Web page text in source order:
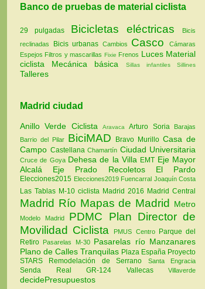
Banco de pruebas de material ciclista
29 pulgadas Bicicletas eléctricas
Bicis
reclinadas
Bicis urbanas Cambios Casco
Cámaras
Espejos Filtros y mascarillas Fixie Frenos Luces Material
ciclista
Mecánica básica Sillas infantiles Sillines
Talleres
Madrid ciudad
Anillo Verde Ciclista AravacaArturo Soria
Barajas
Barrio del Pilar BiciMAD Bravo MurilloCasa de
Campo Castellana Chamartín Ciudad Universitaria
Cruce de Goya Dehesa de la Villa EMT Eje Mayor
Alcalá Eje Prado Recoletos El Pardo
Elecciones2015 Elecciones2019 Fuencarral Joaquín Costa
Las Tablas M-10 ciclista Madrid 2016 Madrid Central
Madrid Río Mapas de Madrid Metro
Modelo Madrid PDMC Plan Director de
Movilidad Ciclista
PMUS Centro Parque del
Retiro Pasarelas M-30 Pasarelas río Manzanares
Plano de Calles Tranquilas Plaza España Proyecto
STARS Remodelación de Serrano Santa Engracia
Senda Real GR-124 Vallecas Villaverde
decidePresupuestos